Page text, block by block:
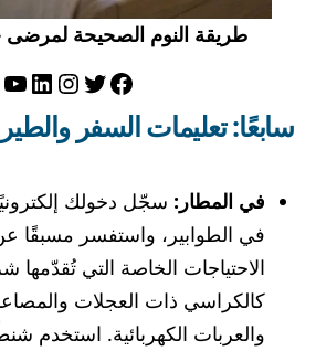
طريقة النوم الصحيحة لمرضى
فيسبوك
تويترلينكد إن
سابعًا: تعليمات السفر
في المطار: سجّل دخولك
في الطوابير، واستفسر مسبقًا
الاحتياجات الخاصة التي
كالكراسي ذات العجلات والمصاعد
والعربات الكهربائية. استخدم